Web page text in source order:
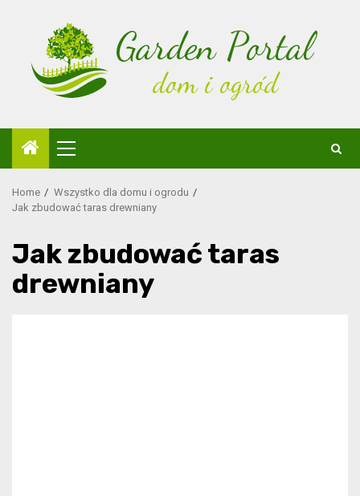
Primary
Menu
Home
Wszystko dla domu i ogrodu
Jak zbudować taras drewniany
Jak zbudować taras
drewniany